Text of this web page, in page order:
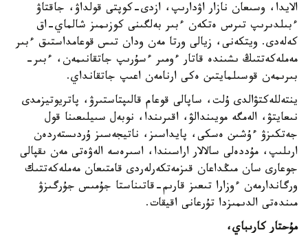
الايدا، وسىعان نازار اۋدارىپ، ازدى-كوپتى قولداۋ، جاقتاۋ
ءبىلدىرىپ تىرس ەتكەن ءبىر بەلگىنى كوزىمىز شالماي-اق
كەلەدى. ويتكەنى، زيالى ورتا مەن ودان تىس قوعامداستىق ءبىر
مەملەكەتتىڭ ىشىندە قاتار ءومىر ءسۇرىپ جاتقانىمەن، ءبىر-
بىرىمەن قوسىلمايتىن ەكى ارنامەن اعىپ جاتقانداي.
ينتەللەكتۋالدى ۇلت، ساپالى قوعام قالىپتاستىرۋ، پاتريوتيزمدى
نىعايتۋ، الەمگە مويىندالۋ، اقىرىندا، نوبەل سىيلىعىنا قول
جەتكىزۋ ءۇشىن ەسكى، پايداسىز، ناتيجەسىز ۇردىستەردەن
ارىلىپ، مۇددەلى سالالار اراسىندا، اسىرەسە الەۋەتى مەن ىقپالى
جوعارى سان مىڭداعان قىزمەتكەرلەردى قامتىعان مەملەكەتتىك
ورگاندارمەن ءوزارا تىعىز قارىم-قاتىناستا جۇمىس جۇرگىزۋ
مىندەتى الدىمىزدا تۇرعانى اقيقات.
مۇحتار كارىباي،